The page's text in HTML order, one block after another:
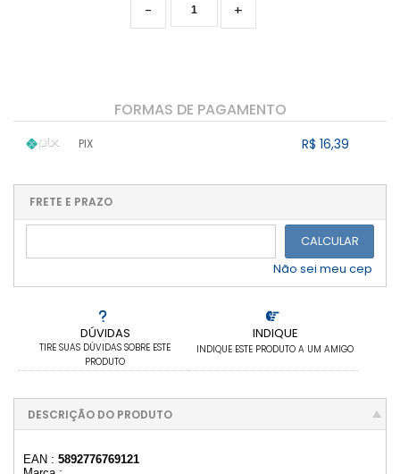
DÚVIDAS
TIRE SUAS DÚVIDAS SOBRE ESTE
PRODUTO
INDIQUE
INDIQUE ESTE PRODUTO A UM AMIGO
+
-
FORMAS DE PAGAMENTO
PIX R$ 16,39
...
....
FRETE E PRAZO
CALCULAR
Não sei meu cep
DESCRIÇÃO DO PRODUTO
EAN : 5892776769121